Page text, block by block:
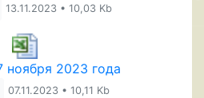
13.11.2023 • 10,03 Kb
2023 года
07.11.2023 • 10,11 Kb